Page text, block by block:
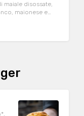
maiale disossate,
maionese e